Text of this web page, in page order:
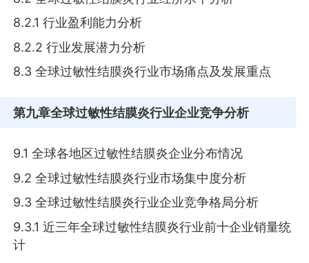
8.2.1 行业盈利能力分析
8.2.2 行业发展潜力分析
8.3 全球过敏性结膜炎行业市场痛点及发展重点
第九章全球过敏性结膜炎行业企业竞争分析
9.1 全球各地区过敏性结膜炎企业分布情况
9.2 全球过敏性结膜炎行业市场集中度分析
9.3 全球过敏性结膜炎行业企业竞争格局分析
9.3.1 近三年全球过敏性结膜炎行业前十企业销量统
计